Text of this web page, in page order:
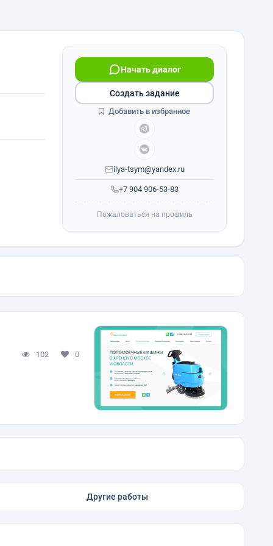
+7 904 906-53-83
Начать диалог
ilya-tsym@yandex.ru
Создать задание
Добавить в избранное
Пожаловаться на профиль
102 0
Другие работы